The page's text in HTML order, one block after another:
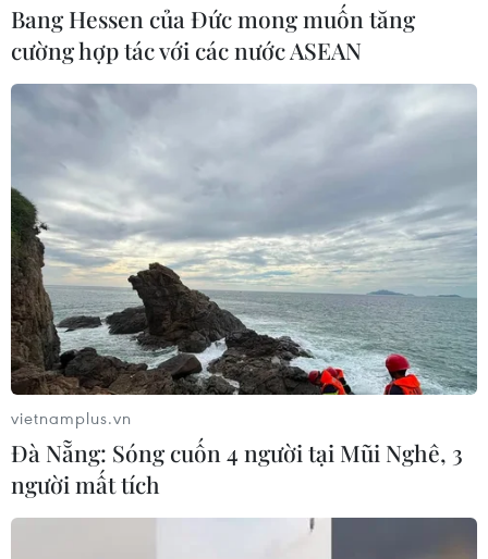
#tham ô
#Vườn Quốc gia Mũi Cà Mau
#lập quỹ trái phép
#nguyên Giám đốc Vườn Quốc gia Mũi Cà Mau
#Cà Mau
Cà Mau
Theo dõi VietnamPlus
Bang Hessen của Đức mong muốn tăng
cường hợp tác với các nước ASEAN
vietnamplus.vn
Đà Nẵng: Sóng cuốn 4 người tại Mũi Nghê, 3
người mất tích